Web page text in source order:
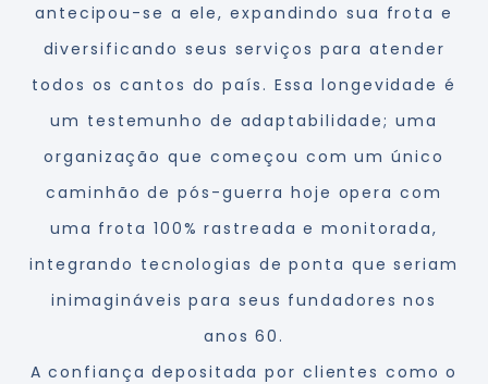
antecipou-se a ele, expandindo sua frota e
diversificando seus serviços para atender
todos os cantos do país. Essa longevidade é
um testemunho de adaptabilidade; uma
organização que começou com um único
caminhão de pós-guerra hoje opera com
uma frota 100% rastreada e monitorada,
integrando tecnologias de ponta que seriam
inimagináveis para seus fundadores nos
anos 60.
A confiança depositada por clientes como o